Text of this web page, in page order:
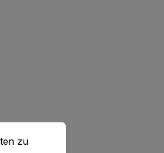
zu können.
Mehr Informationen ...
zu